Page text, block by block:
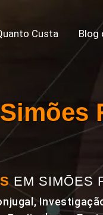
Custa Blog
EM SIMÕES